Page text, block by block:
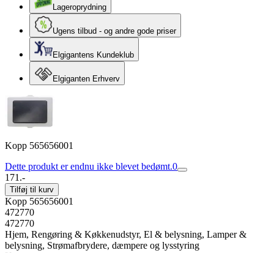
Lageroprydning
Ugens tilbud - og andre gode priser
Elgigantens Kundeklub
Elgiganten Erhverv
Kopp 565656001
Dette produkt er endnu ikke blevet bedømt.0
171.-
Tilføj til kurv
Kopp 565656001
472770
472770
Hjem, Rengøring & Køkkenudstyr, El & belysning, Lamper &
belysning, Strømafbrydere, dæmpere og lysstyring